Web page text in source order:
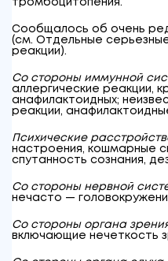
тромбоцитопения.
Сообщалось об очень
(см. Отдельные
реакции).
Со стороны иммунной
аллергические реакции,
анафилактоидных;
реакции,
Психические
настроения, кошмарные
спутанность сознания,
Со стороны нервной
нечасто —
Со стороны органа
включающие нечеткость